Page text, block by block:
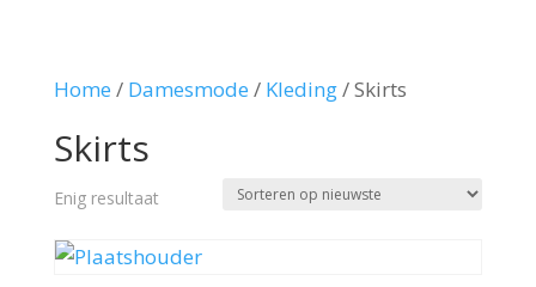
Home / Damesmode / Kleding/ Skirts
Skirts
Enig resultaat